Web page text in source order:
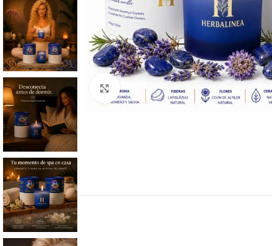
Haga clic para ampliar